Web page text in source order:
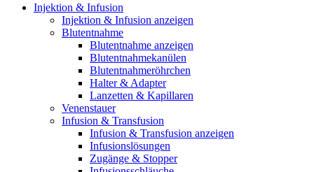
Injektion & Infusion
Injektion & Infusion anzeigen
Blutentnahme
Blutentnahme anzeigen
Blutentnahmekanülen
Blutentnahmeröhrchen
Halter & Adapter
Lanzetten & Kapillaren
Venenstauer
Infusion & Transfusion
Infusion & Transfusion anzeigen
Infusionslösungen
Zugänge & Stopper